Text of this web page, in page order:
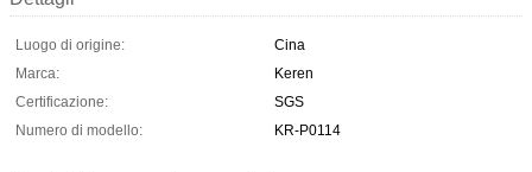
Luogo di origine:
Cina
Marca:
Keren
Certificazione:
SGS
Numero di modello:
KR-P0114